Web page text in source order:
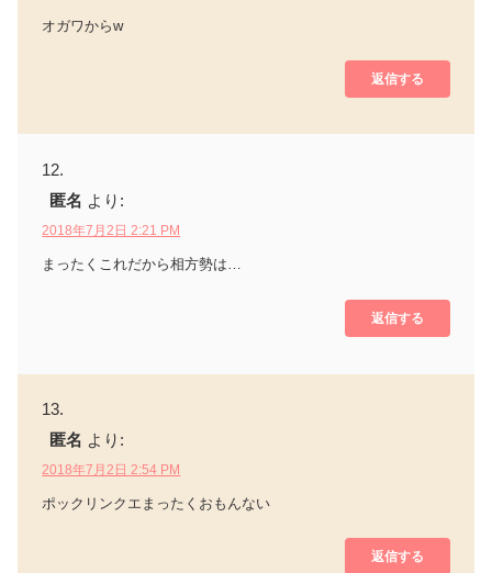
オガワからw
返信する
匿名 より:
2018年7月2日 2:21 PM
まったくこれだから相方勢は…
返信する
匿名 より:
2018年7月2日 2:54 PM
ポックリンクエまったくおもんない
返信する